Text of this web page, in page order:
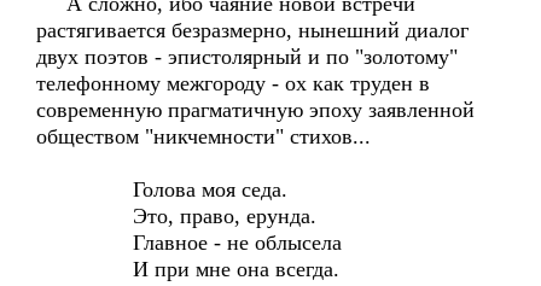
растягивается безразмерно, нынешний диалог
двух поэтов - эпистолярный и по "золотому"
телефонному межгороду - ох как труден в
современную прагматичную эпоху заявленной
обществом "никчемности" стихов...
Голова моя седа.
Это, право, ерунда.
Главное - не облысела
И при мне она всегда.